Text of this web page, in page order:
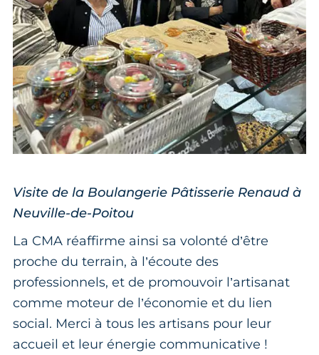
Visite de la Boulangerie Pâtisserie Renaud à
Neuville-de-Poitou
La CMA réaffirme ainsi sa volonté d’être
proche du terrain, à l’écoute des
professionnels, et de promouvoir l’artisanat
comme moteur de l’économie et du lien
social. Merci à tous les artisans pour leur
accueil et leur énergie communicative !